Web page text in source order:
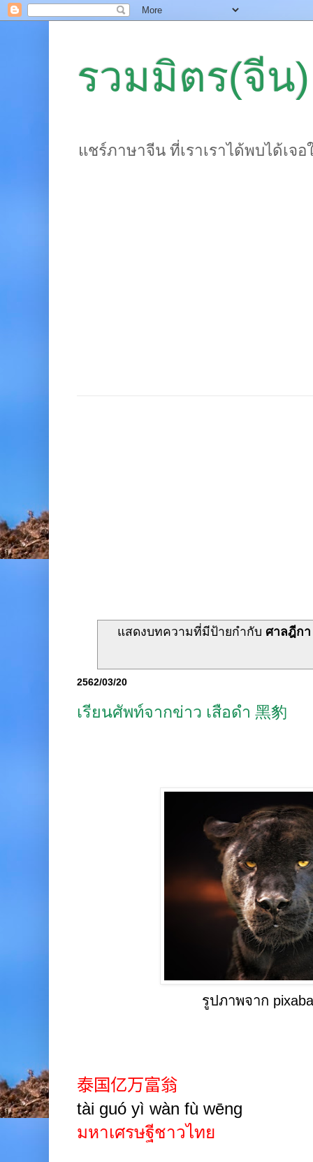
รวมมิตร(จีน)
แชร์ภาษาจีน ที่เราเราได้พบได้เจ
แสดงบทความที่มีป้ายกำกับ ศาลฎีกา
2562/03/20
เรียนศัพท์จากข่าว เสือดำ 黑豹
รูปภาพจาก
泰国亿万富翁
tài guó yì wàn fù wēng
มหาเศรษฐีชาวไทย